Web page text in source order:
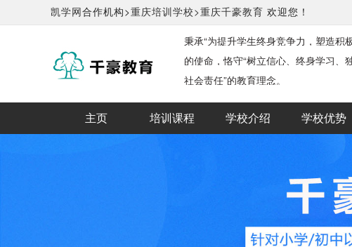
凯学网合作机构>重庆培训学校>重庆千豪教育 欢迎您！
秉承“为提升学生终身竞争力，塑造积
的使命，恪守“树立信心、终身学习、
社会责任”的教育理念。
主页 培训课程 学校介绍 学校优势